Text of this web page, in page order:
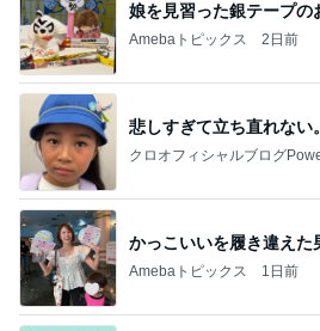
娘を見習った銀テープの
Amebaトピックス 2日前
悲しすぎて立ち直れない。
クロオフィシャルブログ
かっこいいを履き違えた
Amebaトピックス 1日前